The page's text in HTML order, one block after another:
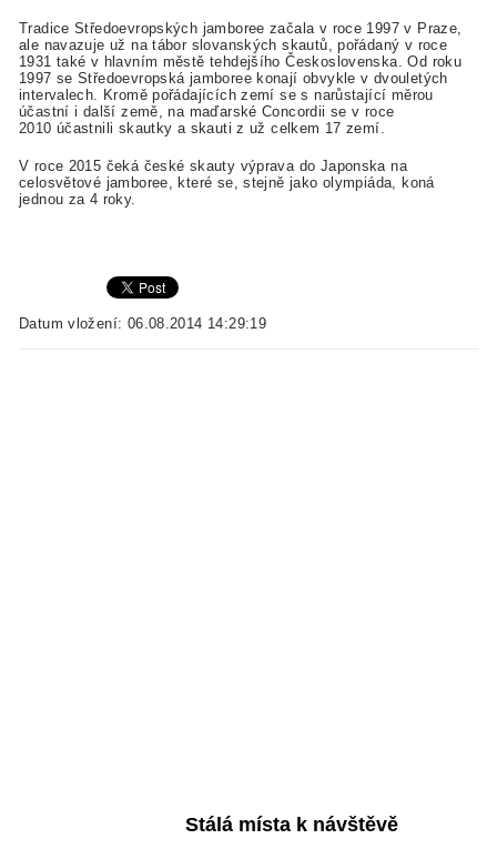
Tradice Středoevropských jamboree začala v roce 1997 v Praze,
ale navazuje už na tábor slovanských skautů, pořádaný v roce
1931 také v hlavním městě tehdejšího Československa. Od roku
1997 se Středoevropská jamboree konají obvykle v dvouletých
intervalech. Kromě pořádajících zemí se s narůstající měrou
účastní i další země, na maďarské Concordii se v roce
2010 účastnili skautky a skauti z už celkem 17 zemí.
V roce 2015 čeká české skauty výprava do Japonska na
celosvětové jamboree, které se, stejně jako olympiáda, koná
jednou za 4 roky.
Datum vložení: 06.08.2014 14:29:19
Stálá místa k návštěvě